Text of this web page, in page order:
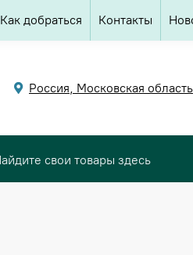
Как добраться Контакты
Россия, Московская